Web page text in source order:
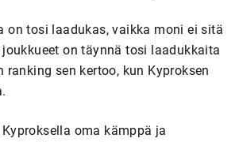
on tosi laadukas, vaikka moni ei sitä
on täynnä tosi laadukkaita
ranking sen kertoo, kun Kyproksen
oma kämppä ja